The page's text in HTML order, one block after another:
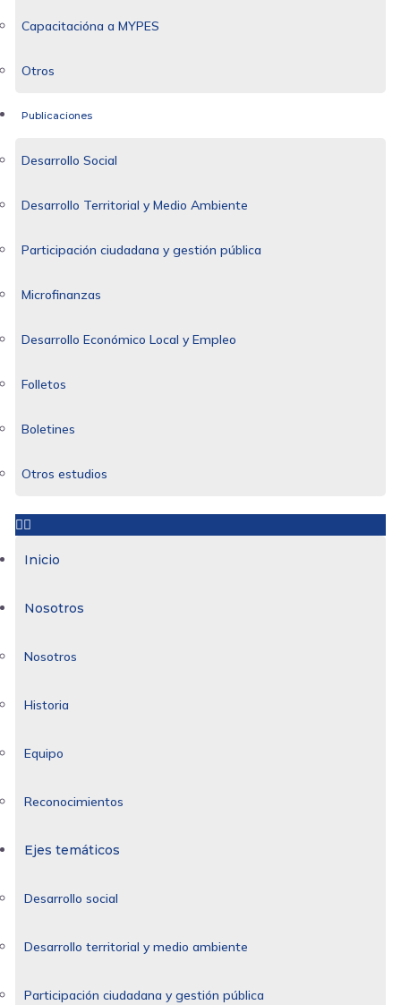
Capacitacióna a MYPES
Otros
Publicaciones
Desarrollo Social
Desarrollo Territorial y Medio Ambiente
Participación ciudadana y gestión pública
Microfinanzas
Desarrollo Económico Local y Empleo
Folletos
Boletines
Otros estudios
Inicio
Nosotros
Nosotros
Historia
Equipo
Reconocimientos
Ejes temáticos
Desarrollo social
Desarrollo territorial y medio ambiente
Participación ciudadana y gestión pública